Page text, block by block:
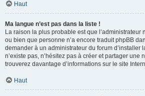
Haut
Ma langue n’est pas dans la liste !
La raison la plus probable est que l’administrateur
ou bien que personne n’a encore traduit phpBB
demander à un administrateur du forum d’installer
n’existe pas, n’hésitez pas à créer et partager une
trouverez davantage d’informations sur le site
Haut